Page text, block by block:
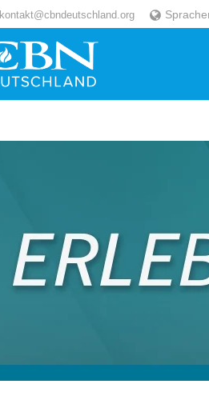
kontakt@cbndeutschland.org